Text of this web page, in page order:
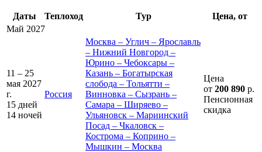
Даты Теплоход Тур
Цена, от
Май 2027
11 – 25
мая 2027
г.
15 дней
14 ночей
Россия
Москва – Углич – Ярославль
– Нижний Новгород –
Юрино – Чебоксары –
Казань – Богатырская
слобода – Тольятти –
Винновка – Сызрань –
Самара – Ширяево –
Ульяновск – Мариинский
Посад – Чкаловск –
Кострома – Коприно –
Мышкин – Москва
Цена
от 200 890 р.
Пенсионная
скидка